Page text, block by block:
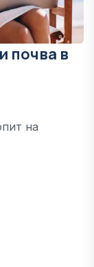
почва в
на